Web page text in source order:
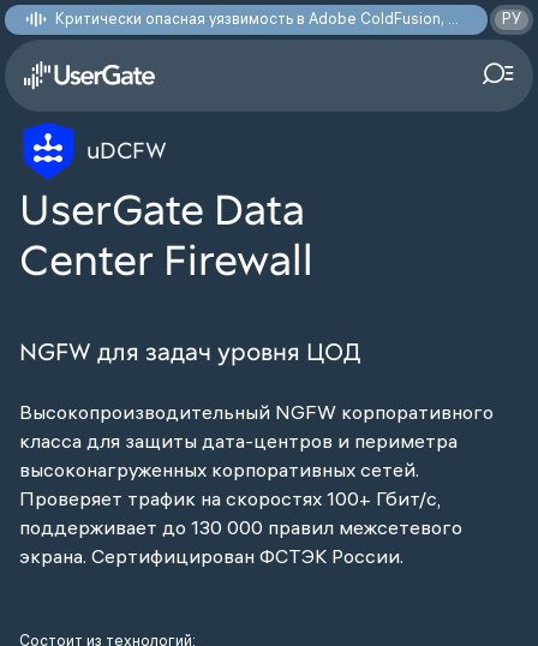
Критически опасная уязвимость в Adobe ColdFusion, позволяющая получить доступ к произвольным файлам: CVE-2026-48282 РУ
uDCFW
UserGate Data
Center Firewall
NGFW для задач уровня ЦОД
Высокопроизводительный NGFW корпоративного
класса для защиты дата-центров и периметра
высоконагруженных корпоративных сетей.
Проверяет трафик на скоростях 100+ Гбит/с,
поддерживает до 130 000 правил межсетевого
экрана. Сертифицирован ФСТЭК России.
Состоит из технологий: